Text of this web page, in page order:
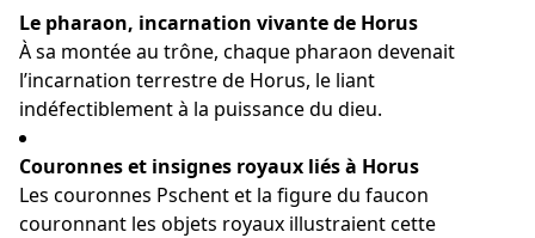
Le pharaon, incarnation vivante de Horus
À sa montée au trône, chaque pharaon devenait
l’incarnation terrestre de Horus, le liant
indéfectiblement à la puissance du dieu.
Couronnes et insignes royaux liés à Horus
Les couronnes Pschent et la figure du faucon
couronnant les objets royaux illustraient cette